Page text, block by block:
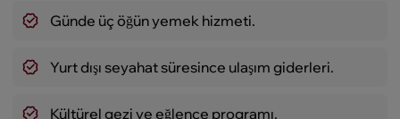
Günde üç öğün yemek hizmeti.
Yurt dışı seyahat süresince ulaşım giderleri.
Kültürel gezi ve eğlence programı.